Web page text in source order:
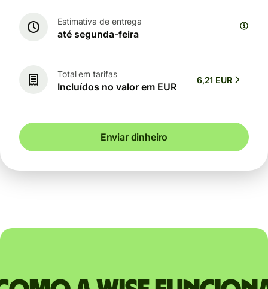
Estimativa de entrega
até segunda-feira
Total em tarifas
Incluídos no valor em EUR
6,21 EUR
Enviar dinheiro